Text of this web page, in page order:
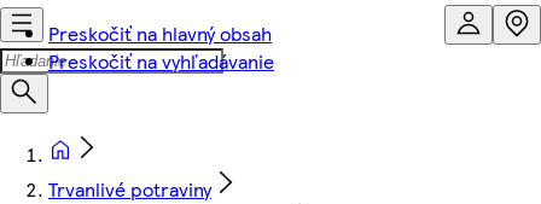
Preskočiť na hlavný obsah
Preskočiť na vyhľadávanie
Trvanlivé potraviny